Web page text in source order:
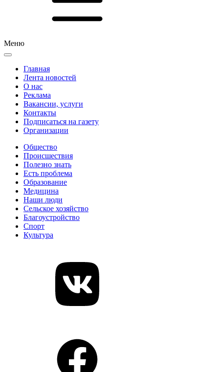
Меню
Главная
Лента новостей
О нас
Реклама
Вакансии, услуги
Контакты
Подписаться на газету
Организации
Общество
Происшествия
Полезно знать
Есть проблема
Образование
Медицина
Наши люди
Сельское хозяйство
Благоустройство
Спорт
Культура